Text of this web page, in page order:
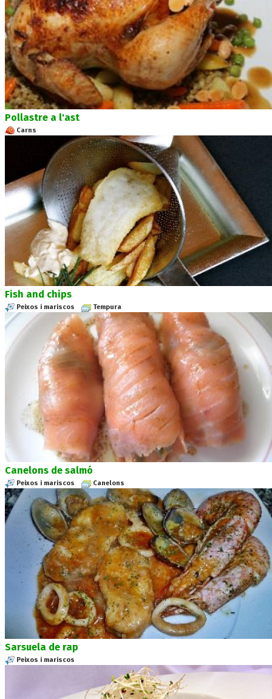
Pollastre a l'ast
Carns
Fish and chips
Peixos i mariscos Tempura
Canelons de salmó
Peixos i mariscos Canelons
Sarsuela de rap
Peixos i mariscos